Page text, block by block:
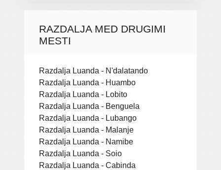
RAZDALJA MED DRUGIMI
MESTI
Razdalja Luanda - N'dalatando
Razdalja Luanda - Huambo
Razdalja Luanda - Lobito
Razdalja Luanda - Benguela
Razdalja Luanda - Lubango
Razdalja Luanda - Malanje
Razdalja Luanda - Namibe
Razdalja Luanda - Soio
Razdalja Luanda - Cabinda